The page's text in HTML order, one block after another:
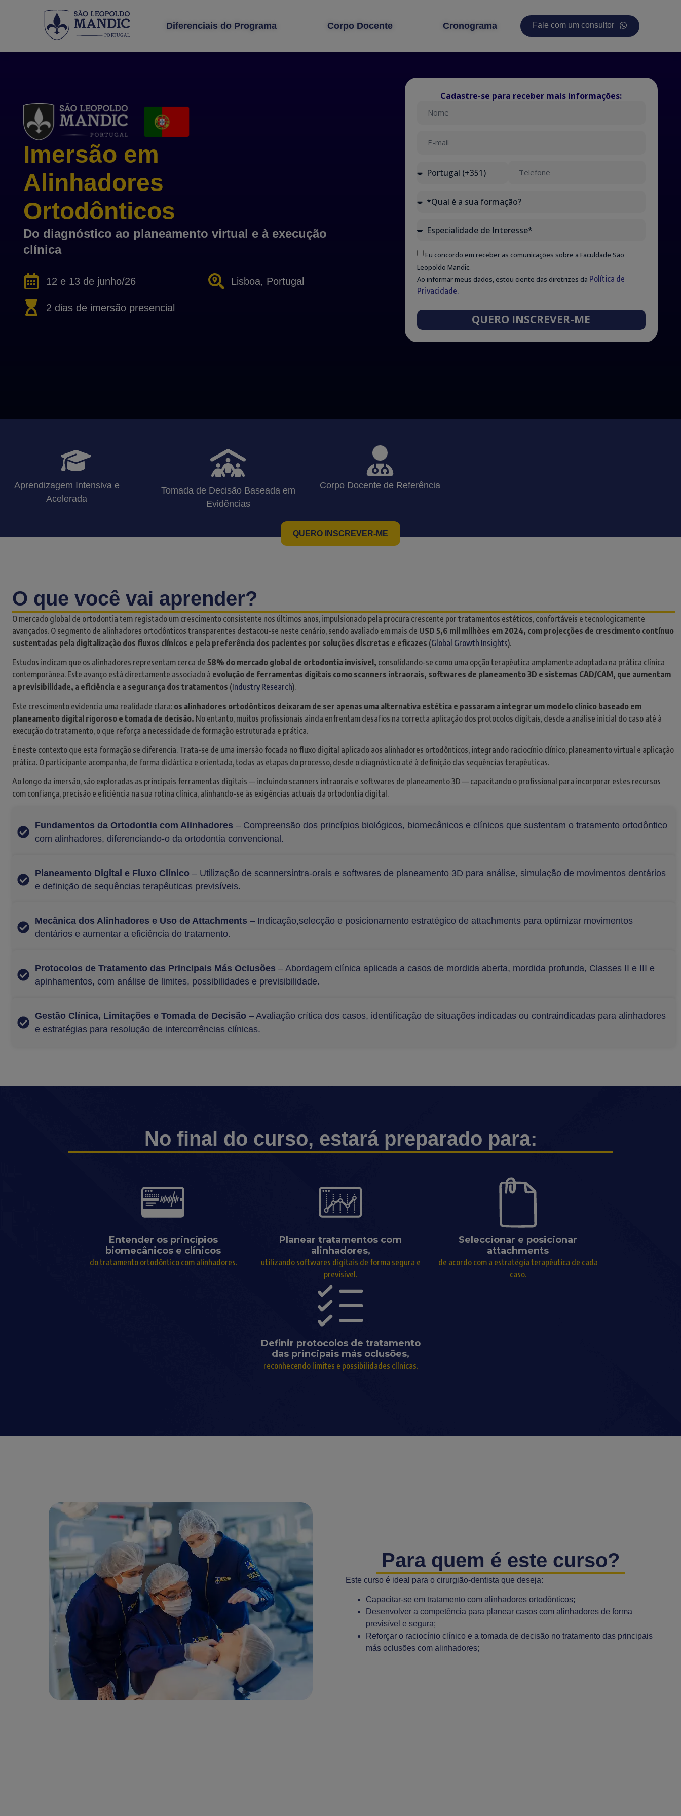
PORTUGAL
Diferenciais do Programa Corpo Docente Cronograma Fale com um consultor
Imersão em
Alinhadores
Ortodônticos
Do diagnóstico ao planeamento virtual e à execução
clínica
12 e 13 de junho/26
2 dias de imersão presencial
Lisboa, Portugal
Cadastre-se para receber mais informações:
Eu concordo em receber as comunicações sobre a Faculdade São
Leopoldo Mandic.
Ao informar meus dados, estou ciente das diretrizes da Política de
Privacidade.
QUERO INSCREVER-ME
Aprendizagem Intensiva e
Acelerada
Tomada de Decisão Baseada em
Evidências
Corpo Docente de Referência
QUERO INSCREVER-ME
O que você vai aprender?
O mercado global de ortodontia tem registado um crescimento consistente nos últimos anos, impulsionado pela procura crescente por tratamentos estéticos, confortáveis e tecnologicamente
avançados. O segmento de alinhadores ortodônticos transparentes destacou-se neste cenário, sendo avaliado em mais de USD 5,6 mil milhões em 2024, com projecções de crescimento contínuo
sustentadas pela digitalização dos fluxos clínicos e pela preferência dos pacientes por soluções discretas e eficazes (Global Growth Insights).
Estudos indicam que os alinhadores representam cerca de 58% do mercado global de ortodontia invisível, consolidando-se como uma opção terapêutica amplamente adoptada na prática clínica
contemporânea. Este avanço está directamente associado à evolução de ferramentas digitais como scanners intraorais, softwares de planeamento 3D e sistemas CAD/CAM, que aumentam
a previsibilidade, a eficiência e a segurança dos tratamentos (Industry Research).
Este crescimento evidencia uma realidade clara: os alinhadores ortodônticos deixaram de ser apenas uma alternativa estética e passaram a integrar um modelo clínico baseado em
planeamento digital rigoroso e tomada de decisão. No entanto, muitos profissionais ainda enfrentam desafios na correcta aplicação dos protocolos digitais, desde a análise inicial do caso até à
execução do tratamento, o que reforça a necessidade de formação estruturada e prática.
É neste contexto que esta formação se diferencia. Trata-se de uma imersão focada no fluxo digital aplicado aos alinhadores ortodônticos, integrando raciocínio clínico, planeamento virtual e aplicação
prática. O participante acompanha, de forma didáctica e orientada, todas as etapas do processo, desde o diagnóstico até à definição das sequências terapêuticas.
Ao longo da imersão, são exploradas as principais ferramentas digitais — incluindo scanners intraorais e softwares de planeamento 3D — capacitando o profissional para incorporar estes recursos
com confiança, precisão e eficiência na sua rotina clínica, alinhando-se às exigências actuais da ortodontia digital.
Fundamentos da Ortodontia com Alinhadores – Compreensão dos princípios biológicos, biomecânicos e clínicos que sustentam o tratamento ortodôntico
com alinhadores, diferenciando-o da ortodontia convencional.
Planeamento Digital e Fluxo Clínico– Utilização de scannersintra-orais e softwares de planeamento 3D para análise, simulação de movimentos dentários
e definição de sequências terapêuticas previsíveis.
Mecânica dos Alinhadores e Uso de Attachments – Indicação,selecção e posicionamento estratégico de attachments para optimizar movimentos
dentários e aumentar a eficiência do tratamento.
Protocolos de Tratamento das Principais Más Oclusões – Abordagem clínica aplicada a casos de mordida aberta, mordida profunda, Classes II e III e
apinhamentos, com análise de limites, possibilidades e previsibilidade.
Gestão Clínica, Limitações e Tomada de Decisão– Avaliação crítica dos casos, identificação de situações indicadas ou contraindicadas para alinhadores
e estratégias para resolução de intercorrências clínicas.
No final do curso, estará preparado para:
Entender os princípios
biomecânicos e clínicos
do tratamento ortodôntico com alinhadores.
Planear tratamentos com
alinhadores,
utilizando softwares digitais de forma segura e
previsível.
Seleccionar e posicionar
attachments
de acordo com a estratégia terapêutica de cada
caso.
Definir protocolos de tratamento
das principais más oclusões,
reconhecendo limites e possibilidades clínicas.
Para quem é este curso?
Este curso é ideal para o cirurgião-dentista que deseja:
Capacitar-se em tratamento com alinhadores ortodônticos;
Desenvolver a competência para planear casos com alinhadores de forma
previsível e segura;
Reforçar o raciocínio clínico e a tomada de decisão no tratamento das principais
más oclusões com alinhadores;